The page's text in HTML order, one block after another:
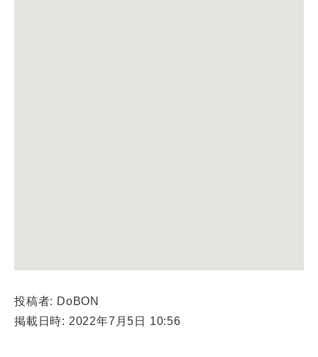
投稿者: DoBON
掲載日時: 2022年7月5日 10:56